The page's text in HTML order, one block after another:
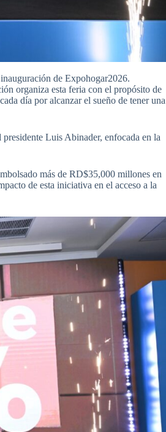
de Expohogar2026.
organiza esta feria con el propósito de
día por alcanzar el sueño de tener una
Luis Abinader, enfocada en la
más de RD$35,000 millones en
de esta iniciativa en el acceso a la